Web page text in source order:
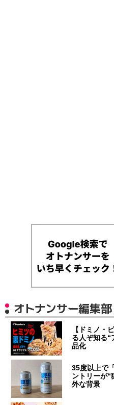
オトナンサー編集
【ドミノ・
る人ぞ知る
品化
35度以上で
ントリーが“
外な背景